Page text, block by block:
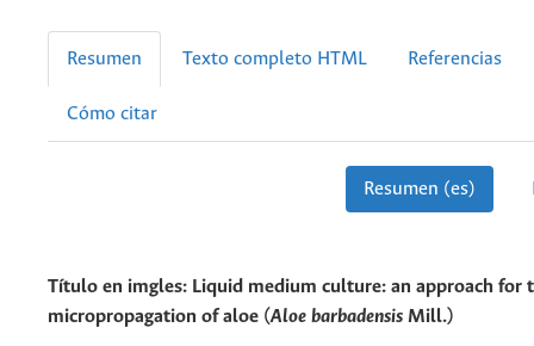
Resumen Texto completo HTML Referencias
Cómo citar
Resumen (es)
Título en imgles: Liquid medium culture: an approach for
micropropagation of aloe (Aloe barbadensis Mill.)